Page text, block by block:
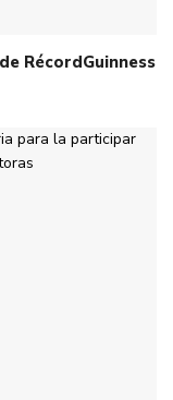
RécordGuinness